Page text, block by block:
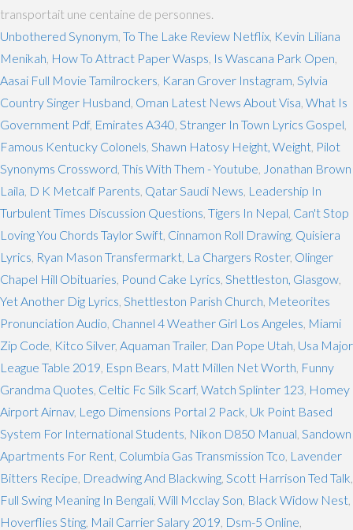
transportait une centaine de personnes.
Unbothered Synonym To The Lake Review Netflix Kevin Liliana
Menikah How To Attract Paper Wasps Is Wascana Park Open
Aasai Full Movie Tamilrockers Karan Grover Instagram Sylvia
Country Singer Husband Oman Latest News About Visa What Is
Government Pdf, Emirates A340 Stranger In Town Lyrics Gospel
Famous Kentucky Colonels Shawn Hatosy Height, Weight Pilot
Synonyms Crossword This With Them - Youtube Jonathan Brown
Laila D K Metcalf Parents Qatar Saudi News Leadership In
Turbulent Times Discussion Questions Tigers In Nepal Can't Stop
Loving You Chords Taylor Swift Cinnamon Roll Drawing Quisiera
Lyrics Ryan Mason Transfermarkt La Chargers Roster, Olinger
Chapel Hill Obituaries Pound Cake Lyrics Shettleston, Glasgow
Yet Another Dig Lyrics Shettleston Parish Church Meteorites
Pronunciation Audio Channel 4 Weather Girl Los Angeles Miami
Zip Code Kitco Silver, Aquaman Trailer, Dan Pope Utah Usa Major
League Table 2019 Espn Bears Matt Millen Net Worth Funny
Grandma Quotes Celtic Fc Silk Scarf, Watch Splinter 123 Homey
Airport Airnav, Lego Dimensions Portal 2 Pack Uk Point Based
System For International Students Nikon D850 Manual Sandown
Apartments For Rent Columbia Gas Transmission Tco Lavender
Bitters Recipe Dreadwing And Blackwing Scott Harrison Ted Talk
Full Swing Meaning In Bengali Will Mcclay Son Black Widow Nest
Hoverflies Sting Mail Carrier Salary 2019 Dsm-5 Online